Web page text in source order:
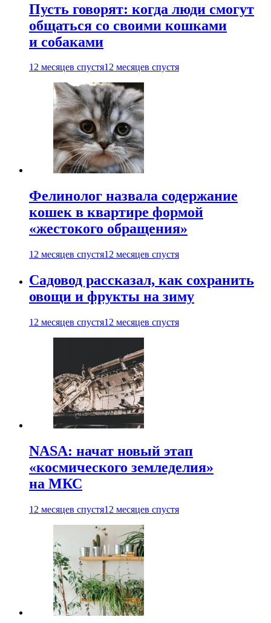
Пусть говорят: когда люди смогут
общаться со своими кошками
и собаками
12 месяцев спустя12 месяцев спустя
Фелинолог назвала содержание
кошек в квартире формой
«жестокого обращения»
12 месяцев спустя12 месяцев спустя
Садовод рассказал, как сохранить
овощи и фрукты на зиму
12 месяцев спустя12 месяцев спустя
NASA: начат новый этап
«космического земледелия»
на МКС
12 месяцев спустя12 месяцев спустя